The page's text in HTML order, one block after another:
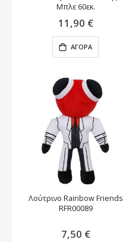
Μπλε 60εκ.
11,90 €
ΑΓΟΡΆ
Λούτρινο Rainbow Friends
RFR00089
7,50 €